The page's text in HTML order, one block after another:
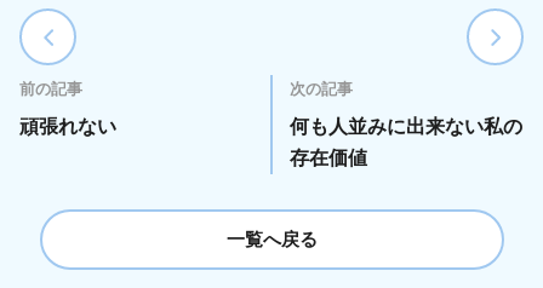
前の記事
頑張れない
次の記事
何も人並みに出来ない私の
存在価値
一覧へ戻る